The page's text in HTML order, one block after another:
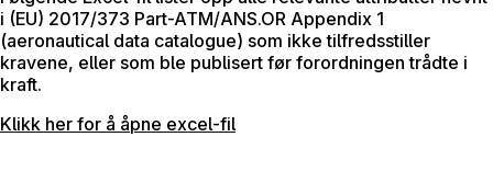
i (EU) 2017/373 Part-ATM/ANS.OR Appendix 1
(aeronautical data catalogue) som ikke tilfredsstiller
kravene, eller som ble publisert før forordningen trådte i
kraft.
Klikk her for å åpne excel-fil